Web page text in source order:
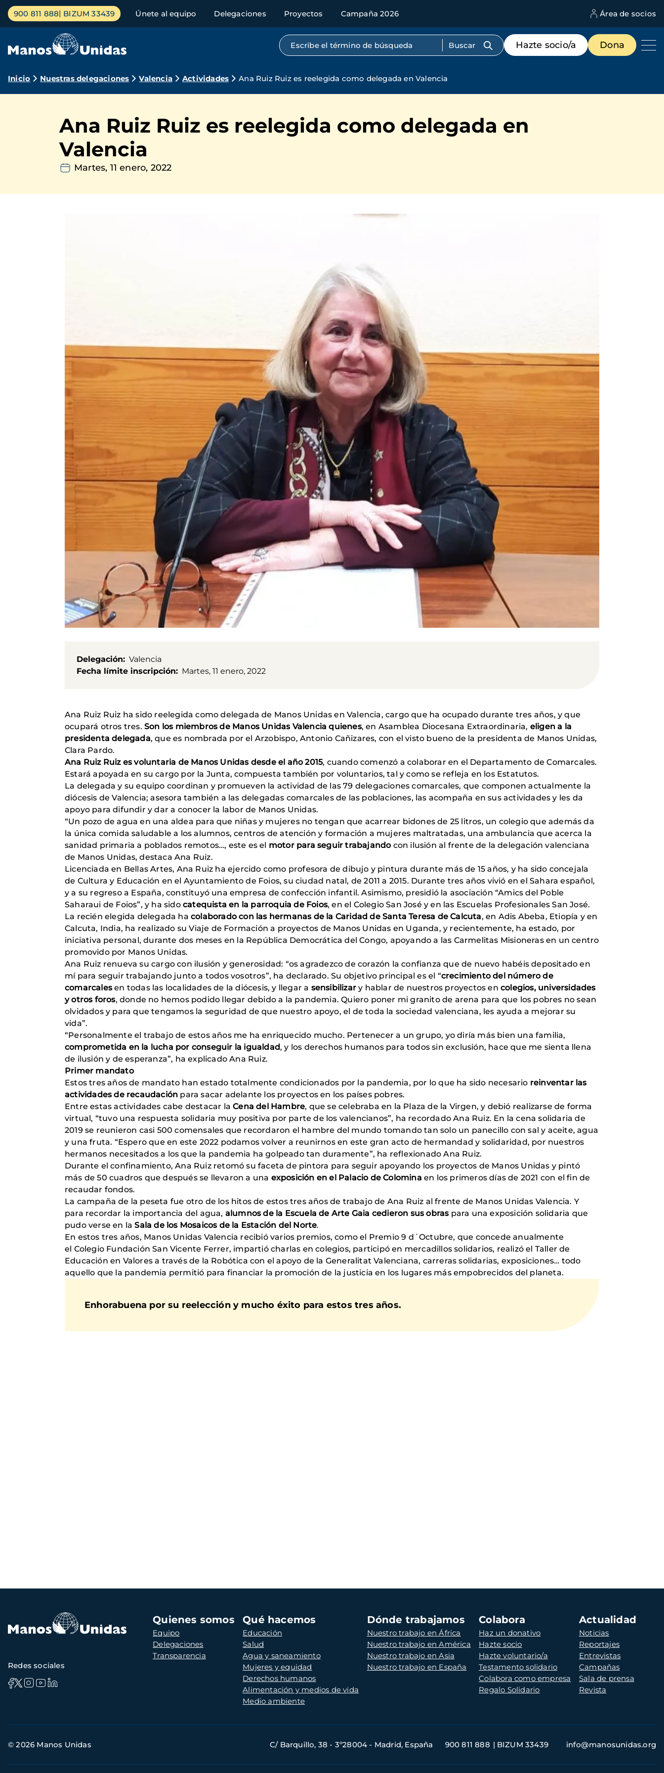
Pasar
contenido
Menú
principal
900 811 888 BIZUM 33439 Únete al equipo Delegaciones Proyectos Campaña 2026 Área de socios
Búsqueda por texto completo
Menú
de
destacados
Hazte socio/a Dona
Ruta
navegación
Inicio Nuestras delegaciones Valencia Actividades Ana Ruiz Ruiz es reelegida como delegada en Valencia
Ana Ruiz Ruiz es reelegida como delegada en
Valencia
Martes, 11 enero, 2022
Delegación
Valencia
Fecha límite inscripción
Martes, 11 enero, 2022
Ana Ruiz Ruiz ha sido reelegida como delegada de Manos Unidas en Valencia, cargo que ha ocupado durante tres años, y que
ocupará otros tres. Son los miembros de Manos Unidas Valencia quienes, en Asamblea Diocesana Extraordinaria, eligen a la
presidenta delegada, que es nombrada por el Arzobispo, Antonio Cañizares, con el visto bueno de la presidenta de Manos Unidas,
Clara Pardo.
Ana Ruiz Ruiz es voluntaria de Manos Unidas desde el año 2015, cuando comenzó a colaborar en el Departamento de Comarcales.
Estará apoyada en su cargo por la Junta, compuesta también por voluntarios, tal y como se refleja en los Estatutos.
La delegada y su equipo coordinan y promueven la actividad de las 79 delegaciones comarcales, que componen actualmente la
diócesis de Valencia; asesora también a las delegadas comarcales de las poblaciones, las acompaña en sus actividades y les da
apoyo para difundir y dar a conocer la labor de Manos Unidas.
“Un pozo de agua en una aldea para que niñas y mujeres no tengan que acarrear bidones de 25 litros, un colegio que además da
la única comida saludable a los alumnos, centros de atención y formación a mujeres maltratadas, una ambulancia que acerca la
sanidad primaria a poblados remotos…, este es el motor para seguir trabajandocon ilusión al frente de la delegación valenciana
de Manos Unidas, destaca Ana Ruiz.
Licenciada en Bellas Artes, Ana Ruiz ha ejercido como profesora de dibujo y pintura durante más de 15 años, y ha sido concejala
de Cultura y Educación en el Ayuntamiento de Foios, su ciudad natal, de 2011 a 2015. Durante tres años vivió en el Sahara español,
y a su regreso a España, constituyó una empresa de confección infantil. Asimismo, presidió la asociación “Amics del Poble
Saharaui de Foios”, y ha sido catequista en la parroquia de Foios, en el Colegio San José y en las Escuelas Profesionales San José.
La recién elegida delegada ha colaborado con las hermanas de la Caridad de Santa Teresa de Calcuta, en Adis Abeba, Etiopía y en
Calcuta, India, ha realizado su Viaje de Formación a proyectos de Manos Unidas en Uganda, y recientemente, ha estado, por
iniciativa personal, durante dos meses en la República Democrática del Congo, apoyando a las Carmelitas Misioneras en un centro
promovido por Manos Unidas.
Ana Ruiz renueva su cargo con ilusión y generosidad: “os agradezco de corazón la confianza que de nuevo habéis depositado en
mí para seguir trabajando junto a todos vosotros”, ha declarado. Su objetivo principal es el “crecimiento del número de
comarcalesen todas las localidades de la diócesis, y llegar a sensibilizar y hablar de nuestros proyectos encolegios, universidades
y otros foros, donde no hemos podido llegar debido a la pandemia. Quiero poner mi granito de arena para que los pobres no sean
olvidados y para que tengamos la seguridad de que nuestro apoyo, el de toda la sociedad valenciana, les ayuda a mejorar su
vida”.
“Personalmente el trabajo de estos años me ha enriquecido mucho. Pertenecer a un grupo, yo diría más bien una familia,
comprometida en la lucha por conseguir la igualdad, y los derechos humanos para todos sin exclusión, hace que me sienta llena
de ilusión y de esperanza”, ha explicado Ana Ruiz.
Primer mandato
Estos tres años de mandato han estado totalmente condicionados por la pandemia, por lo que ha sido necesario reinventar las
actividades de recaudación para sacar adelante los proyectos en los países pobres.
Entre estas actividades cabe destacar laCena del Hambre, que se celebraba en la Plaza de la Virgen, y debió realizarse de forma
virtual, “tuvo una respuesta solidaria muy positiva por parte de los valencianos”, ha recordado Ana Ruiz. En la cena solidaria de
2019 se reunieron casi 500 comensales que recordaron el hambre del mundo tomando tan solo un panecillo con sal y aceite, agua
y una fruta. “Espero que en este 2022 podamos volver a reunirnos en este gran acto de hermandad y solidaridad, por nuestros
hermanos necesitados a los que la pandemia ha golpeado tan duramente”, ha reflexionado Ana Ruiz.
Durante el confinamiento, Ana Ruiz retomó su faceta de pintora para seguir apoyando los proyectos de Manos Unidas y pintó
más de 50 cuadros que después se llevaron a una exposición en el Palacio de Colomina en los primeros días de 2021 con el fin de
recaudar fondos.
La campaña de la peseta fue otro de los hitos de estos tres años de trabajo de Ana Ruiz al frente de Manos Unidas Valencia. Y
para recordar la importancia del agua, alumnos de la Escuela de Arte Gaia cedieron sus obraspara una exposición solidaria que
pudo verse en laSala de los Mosaicos de la Estación del Norte.
En estos tres años, Manos Unidas Valencia recibió varios premios, como el Premio 9 d´Octubre, que concede anualmente
el Colegio Fundación San Vicente Ferrer, impartió charlas en colegios, participó en mercadillos solidarios, realizó el Taller de
Educación en Valores a través de la Robótica con el apoyo de la Generalitat Valenciana, carreras solidarias, exposiciones… todo
aquello que la pandemia permitió para financiar la promoción de la justicia en los lugares más empobrecidos del planeta.
Enhorabuena por su reelección y mucho éxito para estos tres años.
Navegación
principal
Quienes somos
Equipo
Delegaciones
Transparencia
Qué hacemos
Educación
Salud
Agua y saneamiento
Mujeres y equidad
Derechos humanos
Alimentación y medios de vida
Medio ambiente
Dónde trabajamos
Nuestro trabajo en África
Nuestro trabajo en América
Nuestro trabajo en Asia
Nuestro trabajo en España
Colabora
Haz un donativo
Hazte socio
Hazte voluntario/a
Testamento solidario
Colabora como empresa
Regalo Solidario
Actualidad
Noticias
Reportajes
Entrevistas
Campañas
Sala de prensa
Revista
Redes sociales
de
© 2026 Manos Unidas C/ Barquillo, 38 - 3º28004 - Madrid, España 900 811 888 BIZUM 33439 info@manosunidas.org